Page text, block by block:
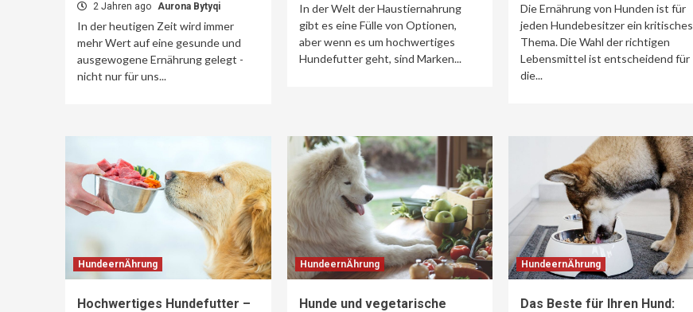
2 Jahren ago Aurona Bytyqi
In der heutigen Zeit wird immer
mehr Wert auf eine gesunde und
ausgewogene Ernährung gelegt -
nicht nur für uns...
In der Welt der Haustiernahrung
gibt es eine Fülle von Optionen,
aber wenn es um hochwertiges
Hundefutter geht, sind Marken...
Die Ernährung von Hunden ist für
jeden Hundebesitzer ein kritisches
Thema. Die Wahl der richtigen
Lebensmittel ist entscheidend für
die...
HundeernÄhrung
Hochwertiges Hundefutter –
HundeernÄhrung
Hunde und vegetarische
HundeernÄhrung
Das Beste für Ihren Hund: